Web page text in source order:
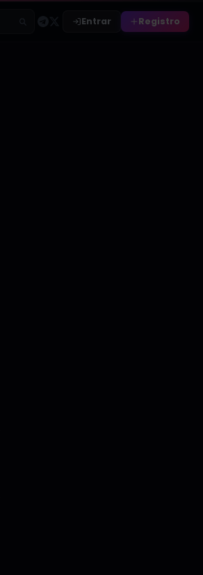
Entrar Registro